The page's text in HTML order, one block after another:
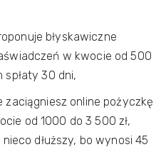
błyskawiczne
w kwocie od 500
spłaty 30 dni,
zaciągniesz online pożyczkę
od 1000 do 3 500 zł,
dłuższy, bo wynosi 45